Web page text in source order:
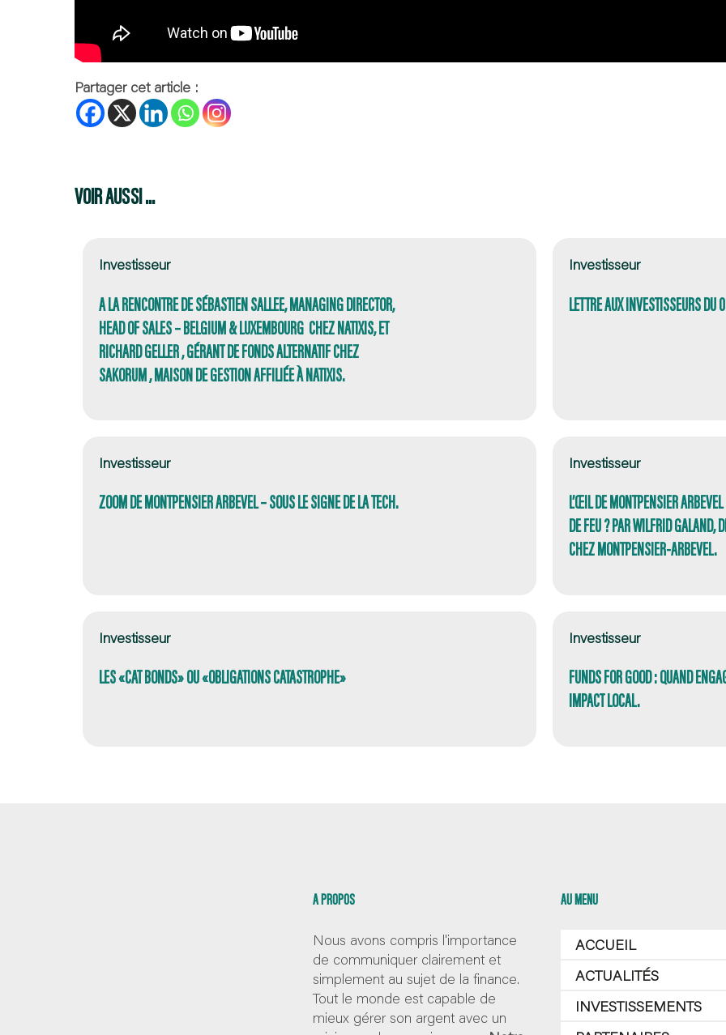
Partager cet article :
VOIR AUSSI ...
Investisseur
A LA RENCONTRE DE SÉBASTIEN SALLEE, MANAGING DIRECTOR,
HEAD OF SALES – BELGIUM & LUXEMBOURG CHEZ NATIXIS, ET
RICHARD GELLER , GÉRANT DE FONDS ALTERNATIF CHEZ
SAKORUM , MAISON DE GESTION AFFILIÉE À NATIXIS.
Investisseur
LETTRE AUX INVESTISSEURS
Investisseur
ZOOM DE MONTPENSIER ARBEVEL – SOUS LE SIGNE DE LA TECH.
Investisseur
L’ŒIL DE MONTPENSIER
DE FEU ? PAR WILFRID GALAND,
CHEZ MONTPENSIER-ARBEVEL.
Investisseur
LES «CAT BONDS» OU «OBLIGATIONS CATASTROPHE»
Investisseur
FUNDS FOR GOOD : QUAND
IMPACT LOCAL.
A PROPOS
Nous avons compris l'importance
de communiquer clairement et
simplement au sujet de la finance.
Tout le monde est capable de
mieux gérer son argent avec un
AU MENU
ACCUEIL
ACTUALITÉS
INVESTISSEMENTS